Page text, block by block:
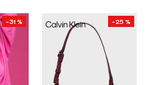
-31 % -25 %